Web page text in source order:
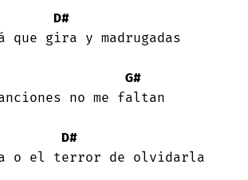
D#
que gira y madrugadas
G#
no me faltan
D#
o el terror de olvidarla